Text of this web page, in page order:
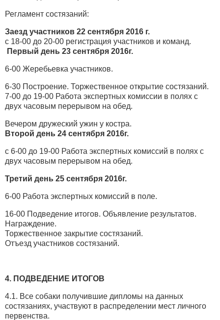
Регламент состязаний:
Заезд участников 22 сентября 2016 г.
с 18-00 до 20-00 регистрация участников и команд.
Первый день 23 сентября 2016г.
6-00 Жеребьевка участников.
6-30 Построение. Торжественное открытие состязаний.
7-00 до 19-00 Работа экспертных комиссии в полях с
двух часовым перерывом на обед.
Вечером дружеский ужин у костра.
Второй день 24 сентября 2016г.
с 6-00 до 19-00 Работа экспертных комиссий в полях с
двух часовым перерывом на обед.
Третий день 25 сентября 2016г.
6-00 Работа экспертных комиссий в поле.
16-00 Подведение итогов. Объявление результатов.
Награждение.
Торжественное закрытие состязаний.
Отъезд участников состязаний.
4. ПОДВЕДЕНИЕ ИТОГОВ
4.1. Все собаки получившие дипломы на данных
состязаниях, участвуют в распределении мест личного
первенства.